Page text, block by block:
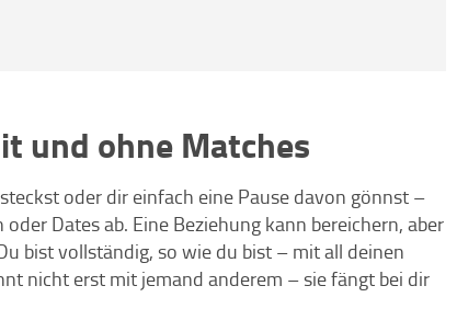
und ohne Matches
oder dir einfach eine Pause davon gönnst –
Dates ab. Eine Beziehung kann bereichern, aber
bist vollständig, so wie du bist – mit all deinen
nicht erst mit jemand anderem – sie fängt bei dir